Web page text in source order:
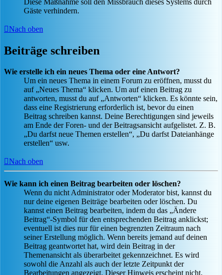
Diese Maßnahme soll den Missbrauch dieses Systems durch
Gäste verhindern.
Nach oben
Beiträge schreiben
Wie erstelle ich ein neues Thema oder eine Antwort?
Um ein neues Thema in einem Forum zu eröffnen, musst du
auf „Neues Thema“ klicken. Um auf einen Beitrag zu
antworten, musst du auf „Antworten“ klicken. Es könnte sein,
dass eine Registrierung erforderlich ist, bevor du einen
Beitrag schreiben kannst. Deine Berechtigungen sind jeweils
am Ende der Foren- und der Beitragsansicht aufgelistet. Z. B.
„Du darfst neue Themen erstellen“, „Du darfst Dateianhänge
erstellen“ usw.
Nach oben
Wie kann ich einen Beitrag bearbeiten oder löschen?
Wenn du nicht Administrator oder Moderator bist, kannst du
nur deine eigenen Beiträge bearbeiten oder löschen. Du
kannst einen Beitrag bearbeiten, indem du das „Ändere
Beitrag“-Symbol für den entsprechenden Beitrag anklickst;
eventuell ist dies nur für einen begrenzten Zeitraum nach
seiner Erstellung möglich. Wenn bereits jemand auf deinen
Beitrag geantwortet hat, wird dein Beitrag in der
Themenansicht als überarbeitet gekennzeichnet. Es wird
sowohl die Anzahl als auch der letzte Zeitpunkt der
Bearbeitungen angezeigt. Dieser Hinweis erscheint nicht,